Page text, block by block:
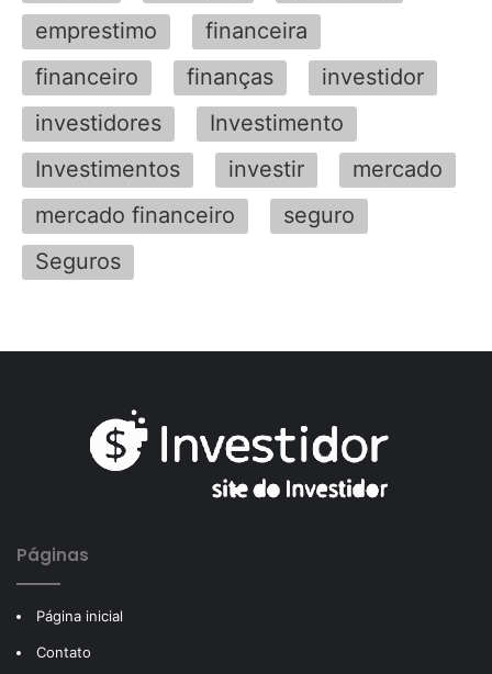
emprestimo
financeira
financeiro
finanças
investidor
investidores
Investimento
Investimentos
investir
mercado
mercado financeiro
seguro
Seguros
Páginas
Página inicial
Contato